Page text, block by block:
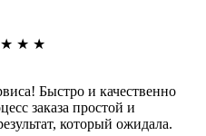
★ ★ ★
Быстро и качественно
заказа простой и
который ожидала.